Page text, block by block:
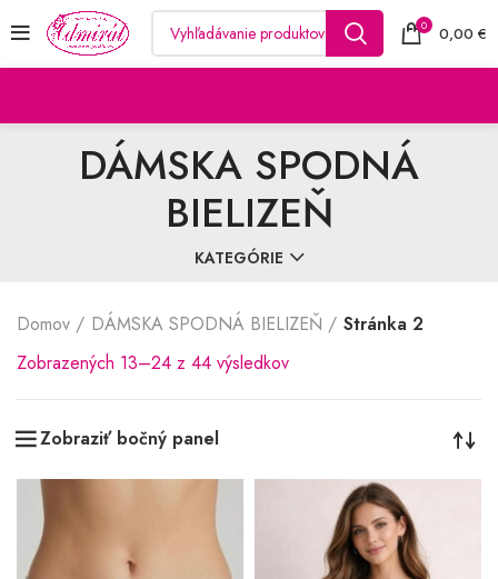
0 0,00 €
DÁMSKA SPODNÁ
BIELIZEŇ
KATEGÓRIE
Domov DÁMSKA SPODNÁ BIELIZEŇ
Stránka 2
Zobrazených 13–24 z 44 výsledkovZoradené
Zobraziť bočný panel